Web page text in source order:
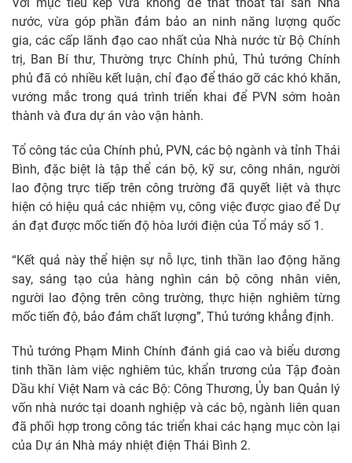
nước, vừa góp phần đảm bảo an ninh năng lượng quốc
gia, các cấp lãnh đạo cao nhất của Nhà nước từ Bộ Chính
trị, Ban Bí thư, Thường trực Chính phủ, Thủ tướng Chính
phủ đã có nhiều kết luận, chỉ đạo để tháo gỡ các khó khăn,
vướng mắc trong quá trình triển khai để PVN sớm hoàn
thành và đưa dự án vào vận hành.
Tổ công tác của Chính phủ, PVN, các bộ ngành và tỉnh Thái
Bình, đặc biệt là tập thể cán bộ, kỹ sư, công nhân, người
lao động trực tiếp trên công trường đã quyết liệt và thực
hiện có hiệu quả các nhiệm vụ, công việc được giao để Dự
án đạt được mốc tiến độ hòa lưới điện của Tổ máy số 1.
“Kết quả này thể hiện sự nỗ lực, tinh thần lao động hăng
say, sáng tạo của hàng nghìn cán bộ công nhân viên,
người lao động trên công trường, thực hiện nghiêm từng
mốc tiến độ, bảo đảm chất lượng”, Thủ tướng khẳng định.
Thủ tướng Phạm Minh Chính đánh giá cao và biểu dương
tinh thần làm việc nghiêm túc, khẩn trương của Tập đoàn
Dầu khí Việt Nam và các Bộ: Công Thương, Ủy ban Quản lý
vốn nhà nước tại doanh nghiệp và các bộ, ngành liên quan
đã phối hợp trong công tác triển khai các hạng mục còn lại
của Dự án Nhà máy nhiệt điện Thái Bình 2.